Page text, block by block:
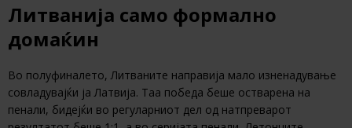
Литванија само формално
домаќин
Во полуфиналето, Литваните направија мало изненадување
совладувајќи ја Латвија. Таа победа беше остварена на
пенали, бидејќи во регуларниот дел од натпреварот